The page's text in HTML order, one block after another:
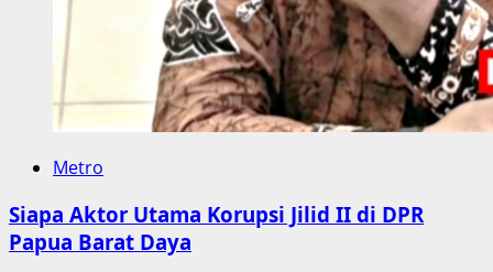
Metro
Siapa Aktor Utama Korupsi Jilid II di DPR
Papua Barat Daya